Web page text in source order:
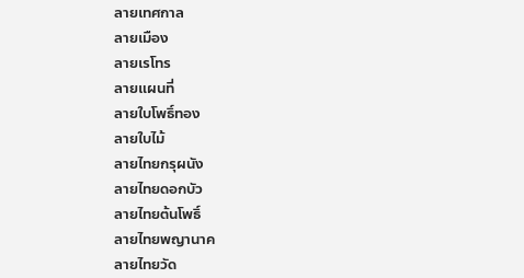
ลายเทศกาล
ลายเมือง
ลายเรโทร
ลายแผนที่
ลายใบโพธิ์ทอง
ลายใบไม้
ลายไทยกรุผนัง
ลายไทยดอกบัว
ลายไทยต้นโพธิ์
ลายไทยพญานาค
ลายไทยวัด